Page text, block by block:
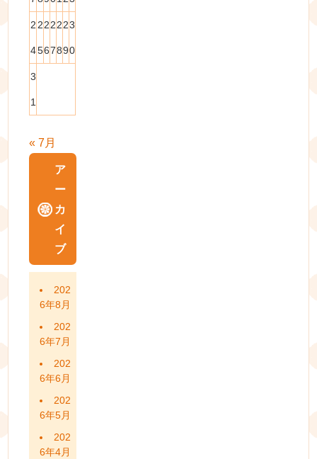
2
4
2
5
2
6
2
7
2
8
2
9
3
0
3
1
« 7月
ア
ー
カ
イ
ブ
202
6年8月
202
6年7月
202
6年6月
202
6年5月
202
6年4月